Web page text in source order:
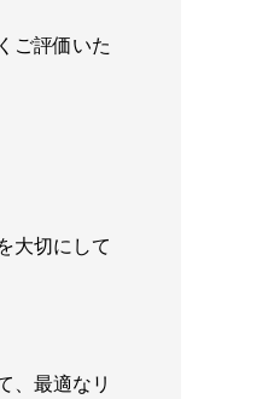
ご評価いた
大切にして
、最適なリ